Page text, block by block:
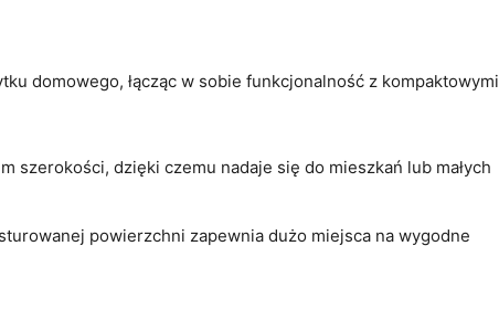
domowego, łącząc w sobie funkcjonalność z kompaktowymi
m szerokości, dzięki czemu nadaje się do mieszkań lub małych
powierzchni zapewnia dużo miejsca na wygodne